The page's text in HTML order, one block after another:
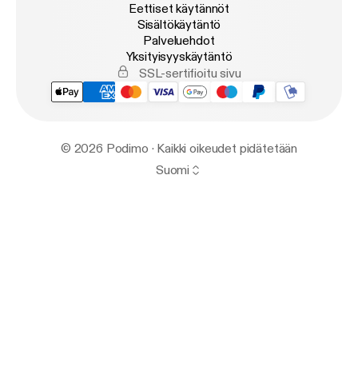
Eettiset käytännöt
Sisältökäytäntö
Palveluehdot
Yksityisyyskäytäntö
SSL-sertifioitu sivu
© 2026 Podimo · Kaikki oikeudet pidätetään
Suomi